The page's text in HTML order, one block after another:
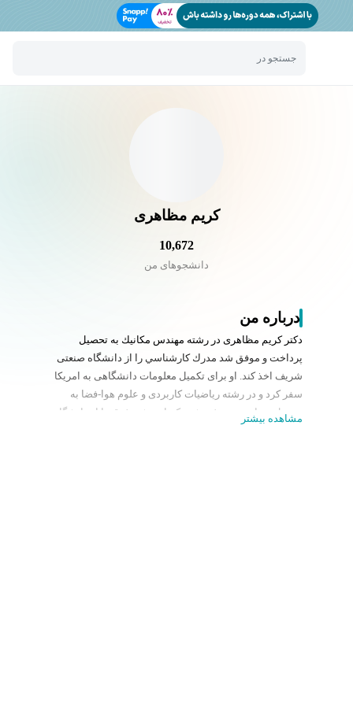
جستجو در
کریم مظاهری
10,672
دانشجو‌های من
درباره من
دكتر كريم مظاهری در رشته مهندس مكانيك به تحصيل
پرداخت و موفق شد مدرك كارشناسي را از دانشگاه صنعتی
شريف اخذ كند. او برای تكميل معلومات دانشگاهی به امريكا
سفر كرد و در رشته رياضيات كاربردی و علوم هوا-فضا به
تحصيل پرداخت و موفق شد دكترای رشته فوق را از دانشگاه
مشاهده بیشتر